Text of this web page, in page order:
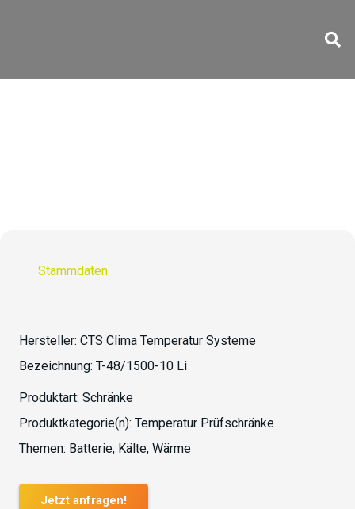
Stammdaten
Hersteller: CTS Clima Temperatur Systeme
Bezeichnung: T-48/1500-10 Li
Produktart: Schränke
Produktkategorie(n): Temperatur Prüfschränke
Themen: Batterie, Kälte, Wärme
Jetzt anfragen!